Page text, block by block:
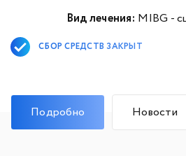
Вид лечения: MIBG -
СБОР СРЕДСТВ ЗАКРЫТ
Подробно Новости